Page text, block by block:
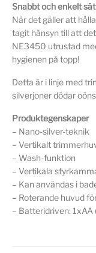
Snabbt och enkelt
När det gäller att
tagit hänsyn till att
NE3450 utrustad
hygienen på topp!
Detta är i linje med
silverjoner dödar
Produktegenskaper
– Nano-silver-teknik
– Vertikalt
– Wash-funktion
– Vertikala
– Kan användas i
– Roterande huvud
– Batteridriven: 1xAA